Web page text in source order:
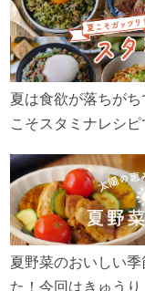
ん、製造現場や品
こめ油をもっと好
ぜひお楽しみくださ
夏は食欲が落ちが
こそスタミナレシ
リ食べて、夏バテ
う！
夏野菜のおいしい
た！今回はきゅう